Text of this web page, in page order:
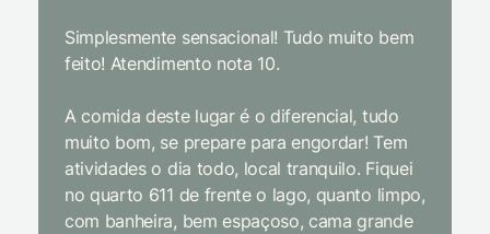
Simplesmente sensacional! Tudo muito bem
feito! Atendimento nota 10.
A comida deste lugar é o diferencial, tudo
muito bom, se prepare para engordar! Tem
atividades o dia todo, local tranquilo. Fiquei
no quarto 611 de frente o lago, quanto limpo,
com banheira, bem espaçoso, cama grande